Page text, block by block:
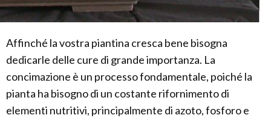
Affinché la vostra piantina cresca bene bisogna
dedicarle delle cure di grande importanza. La
concimazione è un processo fondamentale, poiché la
pianta ha bisogno di un costante rifornimento di
elementi nutritivi, principalmente di azoto, fosforo e